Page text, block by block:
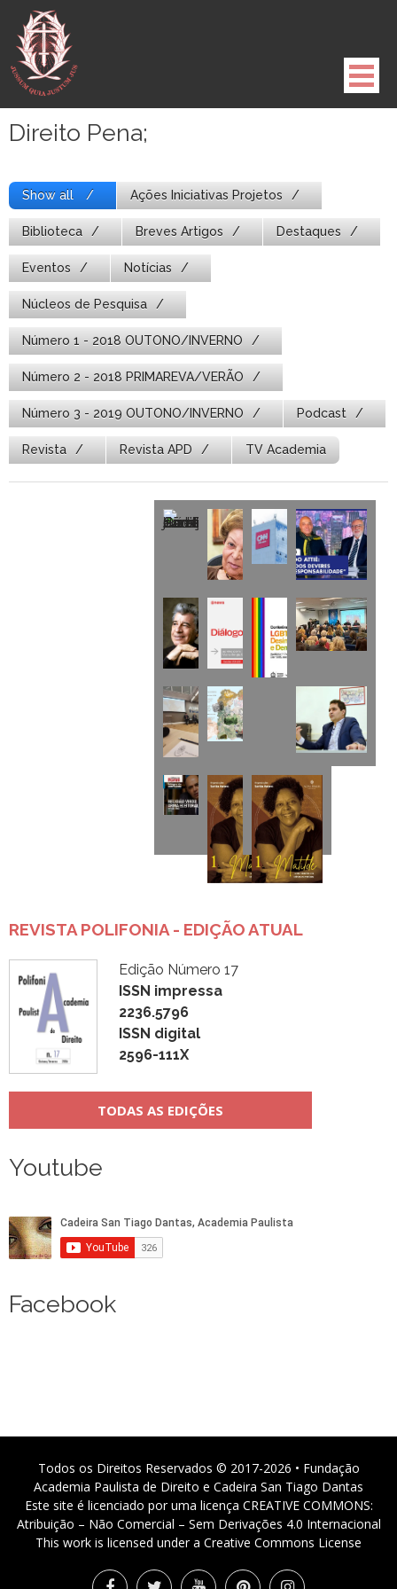
para
conteúdo
Direito Pena;
Show all Ações Iniciativas Projetos
Biblioteca Breves Artigos Destaques
Eventos Notícias
Núcleos de Pesquisa
Número 1 - 2018 OUTONO/INVERNO
Número 2 - 2018 PRIMAREVA/VERÃO
Número 3 - 2019 OUTONO/INVERNO Podcast
Revista Revista APD TV Academia
REVISTA POLIFONIA - EDIÇÃO ATUAL
Edição Número 17
ISSN impressa
2236.5796
ISSN digital
2596-111X
TODAS AS EDIÇÕES
Youtube
Facebook
Todos os Direitos Reservados © 2017-2026 • Fundação
Academia Paulista de Direito e Cadeira San Tiago Dantas
Este site é licenciado por uma licença CREATIVE COMMONS:
Atribuição – Não Comercial – Sem Derivações 4.0 Internacional
This work is licensed under a Creative Commons License